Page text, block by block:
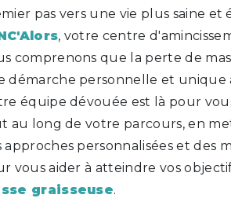
pas vers une vie plus saine et
, votre centre
comprenons que la perte de
démarche personnelle et unique
équipe dévouée est là pour
au long de votre parcours, en
approches personnalisées et des
vous aider à atteindre vos
graisseuse.